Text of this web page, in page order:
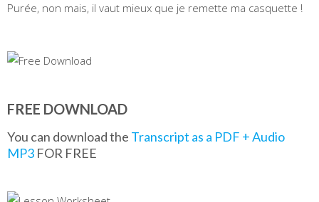
Purée, non mais, il vaut mieux que je remette ma casquette !
FREE DOWNLOAD
You can download the Transcript as a PDF + Audio
MP3 FOR FREE